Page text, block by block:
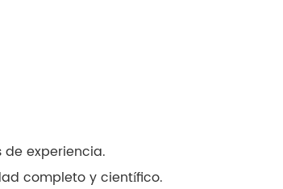
de experiencia.
completo y científico.